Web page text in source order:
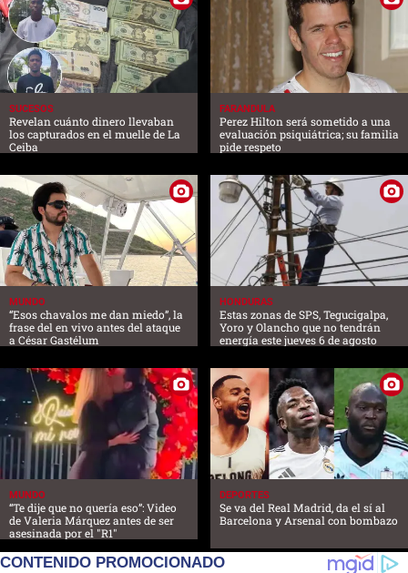
SUCESOS
Revelan cuánto dinero llevaban
los capturados en el muelle de La
Ceiba
FARANDULA
Perez Hilton será sometido a una
evaluación psiquiátrica; su familia
pide respeto
MUNDO
“Esos chavalos me dan miedo”, la
frase del en vivo antes del ataque
a César Gastélum
HONDURAS
Estas zonas de SPS, Tegucigalpa,
Yoro y Olancho que no tendrán
energía este jueves 6 de agosto
MUNDO
“Te dije que no quería eso”: Video
de Valeria Márquez antes de ser
asesinada por el "R1"
DEPORTES
Se va del Real Madrid, da el sí al
Barcelona y Arsenal con bombazo
CONTENIDO PROMOCIONADO